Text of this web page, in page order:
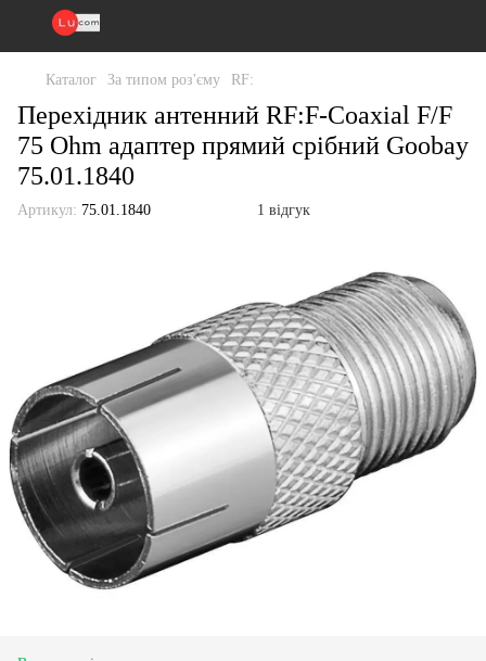
Каталог За типом роз'єму RF:
Перехідник антенний RF:F-Coaxial F/F
75 Ohm адаптер прямий срібний Goobay
75.01.1840
Артикул: 75.01.1840 1 відгук